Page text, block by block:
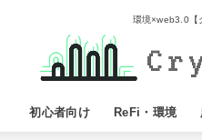
環境×web3.0【
初心者向け ReFi・環境